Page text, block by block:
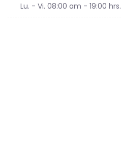
Lu. - Vi. 08:00 am - 19:00 hrs.